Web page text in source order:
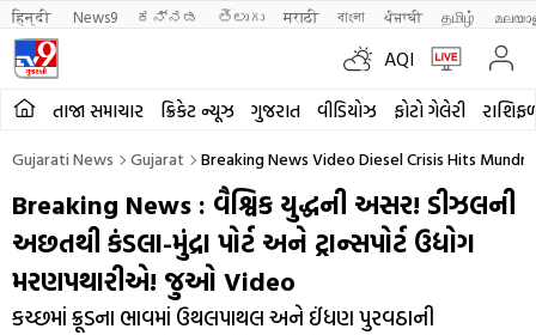
हिन्दी News9 ಕನ್ನಡ తెలుగు मराठी বাংলা ਪੰਜਾਬੀ தமிழ்
AQI
તાજા સમાચાર ક્રિકેટ ન્યૂઝ ગુજરાત વીડિયોઝ ફોટો ગેલેરી
Gujarati News Gujarat Breaking News Video Diesel Crisis Hits
Breaking News : વૈશ્વિક યુદ્ધની અસર! ડીઝલની
અછતથી કંડલા-મુંદ્રા પોર્ટ અને ટ્રાન્સપોર્ટ ઉદ્યોગ
મરણપથારીએ! જુઓ Video
કચ્છમાં ક્રૂડના ભાવમાં ઉથલપાથલ અને ઈંધણ પુરવઠાની